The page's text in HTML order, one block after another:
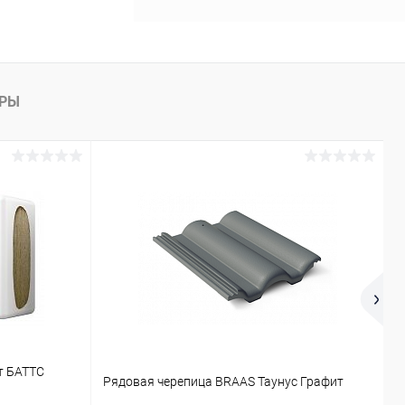
БАТТС
Рядовая черепица BRAAS Таунус Графит